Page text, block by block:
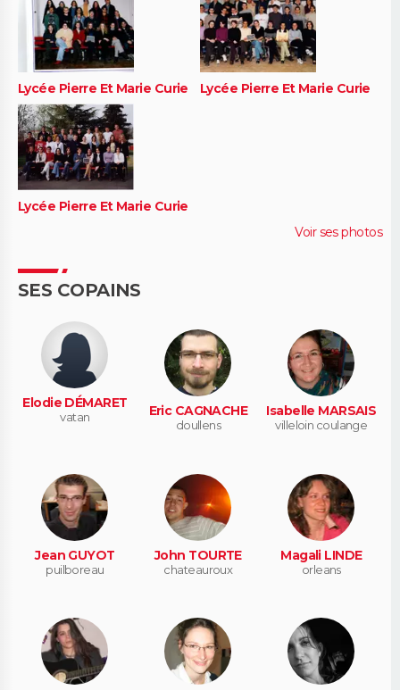
Lycée Pierre Et Marie Curie Lycée Pierre Et Marie Curie
Lycée Pierre Et Marie Curie
Voir ses photos
SES COPAINS
Elodie DÉMARET
vatan Eric CAGNACHE
doullens
Isabelle MARSAIS
villeloin coulange
Jean GUYOT
puilboreau
John TOURTE
chateauroux
Magali LINDE
orleans